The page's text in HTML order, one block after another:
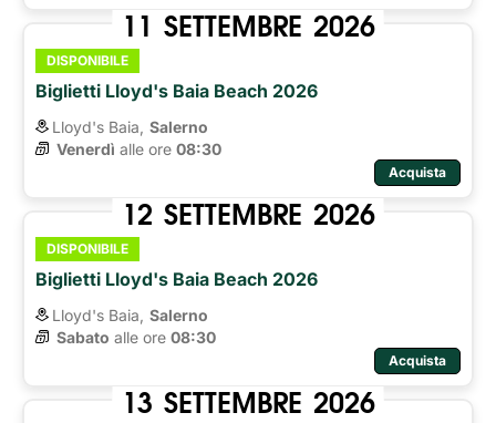
11 SETTEMBRE 2026
DISPONIBILE
Biglietti Lloyd's Baia Beach 2026
Lloyd's Baia, Salerno
Venerdì alle ore 08:30
Acquista
12 SETTEMBRE 2026
DISPONIBILE
Biglietti Lloyd's Baia Beach 2026
Lloyd's Baia, Salerno
Sabato alle ore 08:30
Acquista
13 SETTEMBRE 2026